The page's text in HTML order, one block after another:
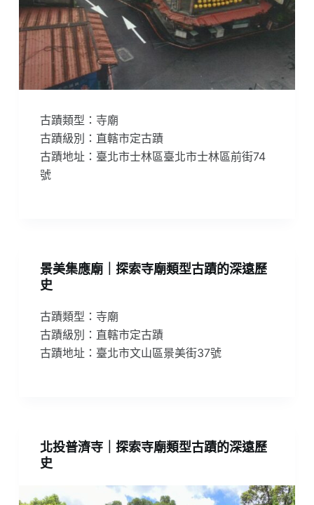
古蹟類型：寺廟
古蹟級別：直轄市定古蹟
古蹟地址：臺北市士林區臺北市士林區前街74
號
景美集應廟｜探索寺廟類型古蹟的深遠歷
史
古蹟類型：寺廟
古蹟級別：直轄市定古蹟
古蹟地址：臺北市文山區景美街37號
北投普濟寺｜探索寺廟類型古蹟的深遠歷
史